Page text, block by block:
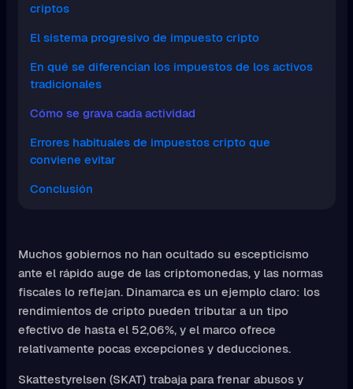
criptos
El sistema progresivo de impuesto cripto
En qué se diferencian los impuestos de los activos
tradicionales
Cómo se grava cada actividad
Errores habituales de impuestos cripto que
conviene evitar
Conclusión
Muchos gobiernos no han ocultado su escepticismo
ante el rápido auge de las criptomonedas, y las normas
fiscales lo reflejan. Dinamarca es un ejemplo claro: los
rendimientos de cripto pueden tributar a un tipo
efectivo de hasta el 52,06%, y el marco ofrece
relativamente pocas excepciones y deducciones.
Skattestyrelsen (SKAT) trabaja para frenar abusos y